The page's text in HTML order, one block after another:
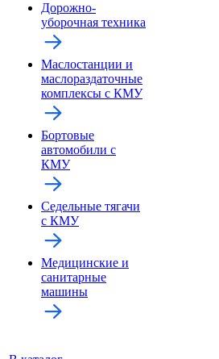
Дорожно-
уборочная техника
Маслостанции и
маслораздаточные
комплексы с КМУ
Бортовые
автомобили с
КМУ
Седельные тягачи
с КМУ
Медицинские и
санитарные
машины